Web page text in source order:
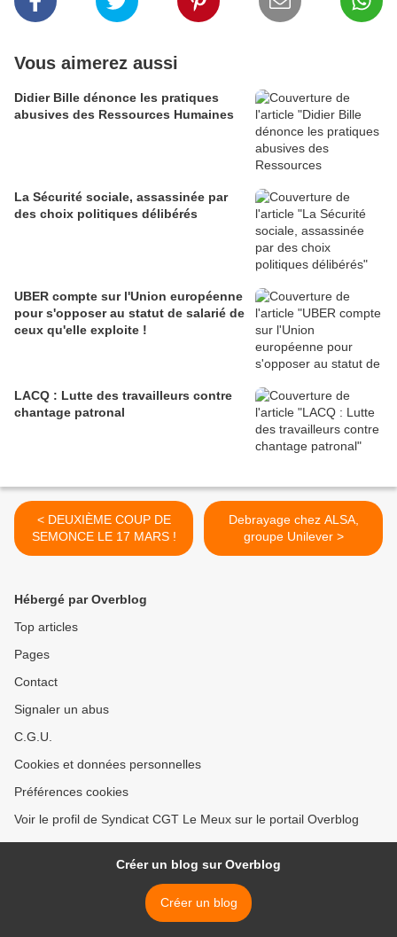
Vous aimerez aussi
Didier Bille dénonce les pratiques
abusives des Ressources Humaines
La Sécurité sociale, assassinée par
des choix politiques délibérés
UBER compte sur l'Union européenne
pour s'opposer au statut de salarié de
ceux qu'elle exploite !
LACQ : Lutte des travailleurs contre
chantage patronal
< DEUXIÈME COUP DE
SEMONCE LE 17 MARS !
Debrayage chez ALSA,
groupe Unilever >
Hébergé par Overblog
Top articles
Pages
Contact
Signaler un abus
C.G.U.
Cookies et données personnelles
Préférences cookies
Voir le profil de Syndicat CGT Le Meux sur le portail Overblog
Créer un blog sur Overblog
Créer un blog